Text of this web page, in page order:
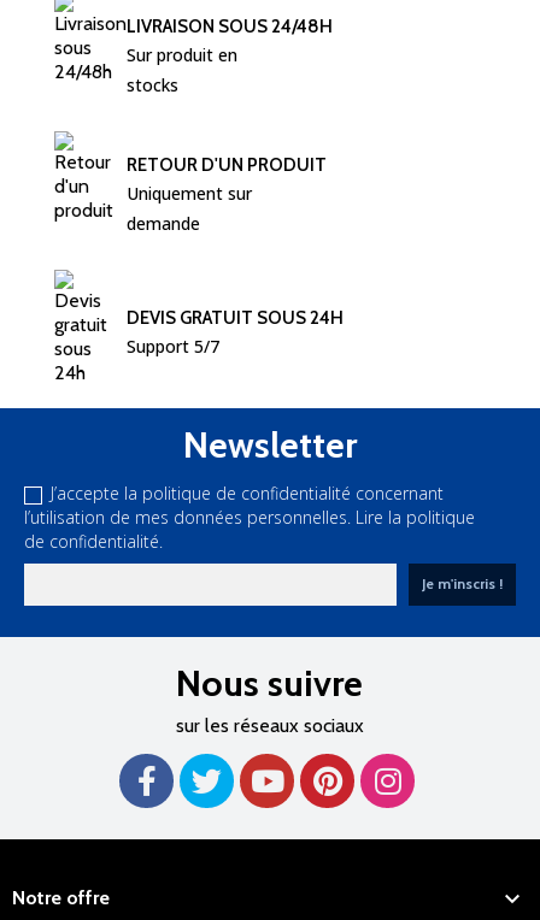
LIVRAISON SOUS 24/48H
Sur produit en
stocks
RETOUR D'UN PRODUIT
Uniquement sur
demande
DEVIS GRATUIT SOUS 24H
Support 5/7
Newsletter
J’accepte la politique de confidentialité concernant
l’utilisation de mes données personnelles. Lire la politique
de confidentialité.
Nous suivre
sur les réseaux sociaux
Notre offre 